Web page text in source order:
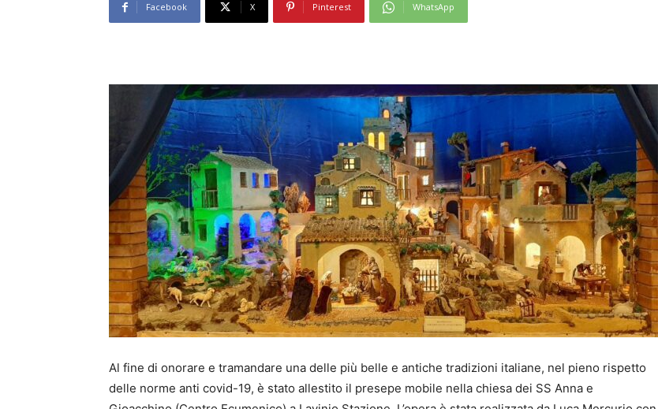
Facebook X Pinterest WhatsApp
Al fine di onorare e tramandare una delle più belle e antiche tradizioni italiane, nel pieno rispetto
delle norme anti covid-19, è stato allestito il presepe mobile nella chiesa dei SS Anna e